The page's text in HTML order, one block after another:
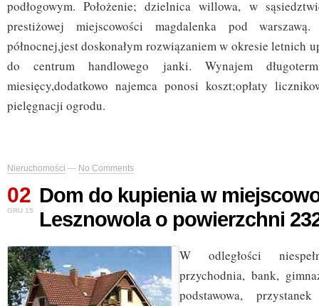
podłogowym. Położenie; dzielnica willowa, w
prestiżowej miejscowości magdalenka pod
północnej,jest doskonałym rozwiązaniem w okresie letnich
do centrum handlowego janki. Wynajem
miesięcy,dodatkowo najemca ponosi koszt;opłaty
pielęgnacji ogrodu.
Nieruchomości — No Comments
02
GRU 15
Dom do kupienia w
Lesznowola o powierzchni
W odległości
przychodnia, bank,
podstawowa,